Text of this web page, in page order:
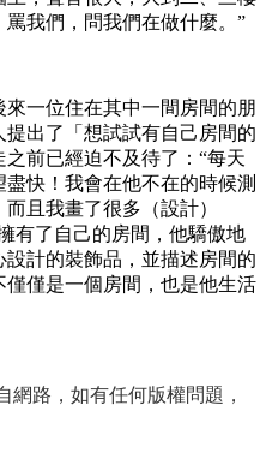
我們，問我們在做什麼。”
一位住在其中一間房間的朋
出了「想試試有自己房間的
前已經迫不及待了：“每天
快！我會在他不在的時候測
且我畫了很多（設計）
有了自己的房間，他驕傲地
計的裝飾品，並描述房間的
僅是一個房間，也是他生活
網路，如有任何版權問題，